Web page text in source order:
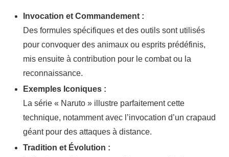
Invocation et Commandement :
Des formules spécifiques et des outils sont utilisés
pour convoquer des animaux ou esprits prédéfinis,
mis ensuite à contribution pour le combat ou la
reconnaissance.
Exemples Iconiques :
La série « Naruto » illustre parfaitement cette
technique, notamment avec l’invocation d’un crapaud
géant pour des attaques à distance.
Tradition et Évolution :